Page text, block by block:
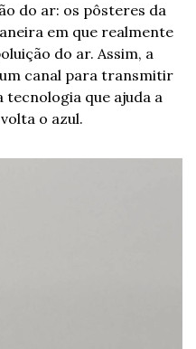
do ar: os pôsteres da
em que realmente
do ar. Assim, a
canal para transmitir
tecnologia que ajuda a
o azul.